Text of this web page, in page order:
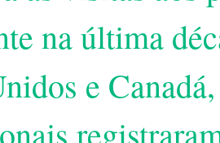
na última
e